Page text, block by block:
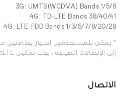
3G: UMTS(WCDMA) Bands 1/5/8
4G: TD-LTE Bands 38/40/41
4G: LTE-FDD Bands 1/3/5/7/8/20/28
* يمكن للمستخدمين اختيار بطاقتين
إلى الإتصالات الصينية ، يجب تمكين VoLTE
الاتصال